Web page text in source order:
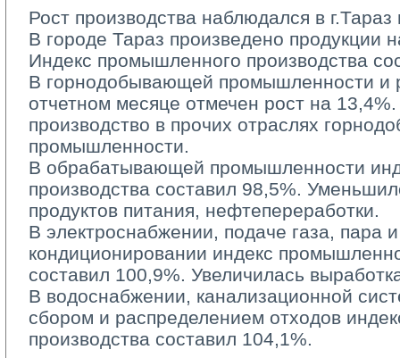
Рост производства наблюдался в
В городе Тараз произведено продукции
Индекс промышленного производства
В горнодобывающей промышленности и
отчетном месяце отмечен рост на
производство в прочих отраслях
промышленности.
В обрабатывающей промышленности
производства составил 98,5%.
продуктов питания, нефтепереработки.
В электроснабжении, подаче газа, пара
кондиционировании индекс
составил 100,9%. Увеличилась
В водоснабжении, канализационной
сбором и распределением отходов
производства составил 104,1%.